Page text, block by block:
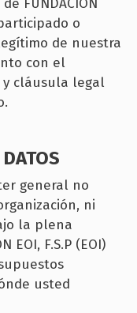
FUNDACIÓN
o
de nuestra
con el
cláusula legal
general no
ni
la plena
EOI, F.S.P (EOI)
usted